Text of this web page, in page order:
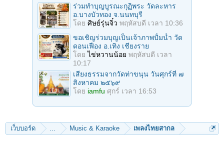
ร่วมทําบุญบูรณะกุฏิพระ วัดละหาร
อ.บางบัวทอง จ.นนทบุรี
โดย ศิษย์รุ่นจิ๋ว พฤหัสบดี เวลา 10:36
ขอเชิญร่วมบุญเป็นเจ้าภาพปั้มน้ำ วัด
ดอนเฟือง อ.เทิง เชียงราย
โดยไข่หวานน้อย พฤหัสบดี เวลา
10:17
เสียงธรรมจากวัดท่าขนุน วันศุกร์ที่ ๗
สิงหาคม ๒๕๖๙
โดย iamfu ศุกร์ เวลา 16:53
เว็บบอร์ด ... Music & Karaoke เพลงไทยสากล